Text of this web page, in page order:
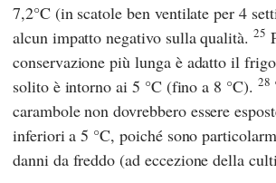
7,2°C (in scatole ben ventilate per 4
alcun impatto negativo sulla qualità. 25
conservazione più lunga è adatto il
solito è intorno ai 5 °C (fino a 8 °C). 28
carambole non dovrebbero essere
inferiori a 5 °C, poiché sono
danni da freddo (ad eccezione della